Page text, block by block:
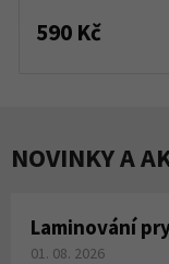
590 Kč
NOVINKY A
Laminování
01. 08. 2026